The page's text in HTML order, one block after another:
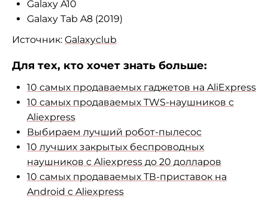
Galaxy A10
Galaxy Tab A8 (2019)
Источник: Galaxyclub
Для тех, кто хочет знать больше:
10 самых продаваемых гаджетов на AliExpress
10 самых продаваемых TWS-наушников с
Aliexpress
Выбираем лучший робот-пылесос
10 лучших закрытых беспроводных
наушников с Aliexpress до 20 долларов
10 самых продаваемых ТВ-приставок на
Android с Aliexpress